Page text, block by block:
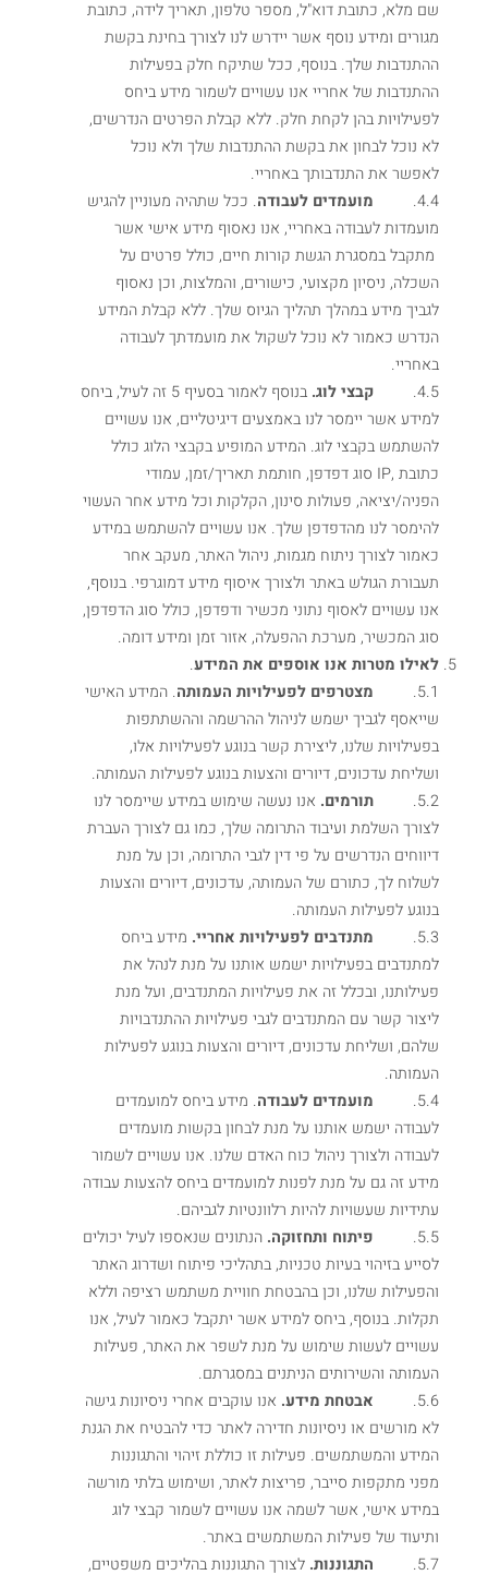
שם מלא, כתובת דוא"ל, מספר טלפון, תאריך לידה, כתובת
מגורים ומידע נוסף אשר יידרש לנו לצורך בחינת בקשת
ההתנדבות שלך. בנוסף, ככל שתיקח חלק בפעילות
ההתנדבות של אחריי אנו עשויים לשמור מידע ביחס
לפעילויות בהן לקחת חלק. ללא קבלת הפרטים הנדרשים,
לא נוכל לבחון את בקשת ההתנדבות שלך ולא נוכל
לאפשר את התנדבותך באחריי.
4.4.
מועמדים לעבודה. ככל שתהיה מעוניין להגיש
מועמדות לעבודה באחריי, אנו נאסוף מידע אישי אשר
מתקבל במסגרת הגשת קורות חיים, כולל פרטים על
השכלה, ניסיון מקצועי, כישורים, והמלצות, וכן נאסוף
לגביך מידע במהלך תהליך הגיוס שלך. ללא קבלת המידע
הנדרש כאמור לא נוכל לשקול את מועמדתך לעבודה
באחריי.
4.5.
קבצי לוג.
בנוסף לאמור בסעיף ‏5 זה לעיל, ביחס
למידע אשר יימסר לנו באמצעים דיגיטליים, אנו עשויים
להשתמש בקבצי לוג. המידע המופיע בקבצי הלוג כולל
כתובת ,IP סוג דפדפן, חותמת תאריך/זמן, עמודי
הפניה/יציאה, פעולות סינון, הקלקות וכל מידע אחר העשוי
להימסר לנו מהדפדפן שלך. אנו עשויים להשתמש במידע
כאמור לצורך ניתוח מגמות, ניהול האתר, מעקב אחר
תעבורת הגולש באתר ולצורך איסוף מידע דמוגרפי. בנוסף,
אנו עשויים לאסוף נתוני מכשיר ודפדפן, כולל סוג הדפדפן,
סוג המכשיר, מערכת ההפעלה, אזור זמן ומידע דומה.
לאילו מטרות אנו אוספים את המידע.
5.1.
מצטרפים לפעילויות העמותה. המידע האישי
שייאסף לגביך ישמש לניהול ההרשמה וההשתתפות
בפעילויות שלנו, ליצירת קשר בנוגע לפעילויות אלו,
ושליחת עדכונים, דיורים והצעות בנוגע לפעילות העמותה.
5.2.
תורמים. אנו נעשה שימוש במידע שיימסר לנו
לצורך השלמת ועיבוד התרומה שלך, כמו גם לצורך העברת
דיווחים הנדרשים על פי דין לגבי התרומה, וכן על מנת
לשלוח לך, כתורם של העמותה, עדכונים, דיורים והצעות
בנוגע לפעילות העמותה.
5.3.
מתנדבים לפעילויות אחריי. מידע ביחס
למתנדבים בפעילויות ישמש אותנו על מנת לנהל את
פעילותנו, ובכלל זה את פעילויות המתנדבים, ועל מנת
ליצור קשר עם המתנדבים לגבי פעילויות ההתנדבויות
שלהם, ושליחת עדכונים, דיורים והצעות בנוגע לפעילות
העמותה.
5.4.
מועמדים לעבודה. מידע ביחס למועמדים
לעבודה ישמש אותנו על מנת לבחון בקשות מועמדים
לעבודה ולצורך ניהול כוח האדם שלנו. אנו עשויים לשמור
מידע זה גם על מנת לפנות למועמדים ביחס להצעות עבודה
עתידיות שעשויות להיות רלוונטיות לגביהם.
5.5.
פיתוח ותחזוקה. הנתונים שנאספו לעיל יכולים
לסייע בזיהוי בעיות טכניות, בתהליכי פיתוח ושדרוג האתר
והפעילות שלנו, וכן בהבטחת חוויית משתמש רציפה וללא
תקלות. בנוסף, ביחס למידע אשר יתקבל כאמור לעיל, אנו
עשויים לעשות שימוש על מנת לשפר את האתר, פעילות
העמותה והשירותים הניתנים במסגרתם.
5.6.
אבטחת מידע. אנו עוקבים אחרי ניסיונות גישה
לא מורשים או ניסיונות חדירה לאתר כדי להבטיח את הגנת
המידע והמשתמשים. פעילות זו כוללת זיהוי והתגוננות
מפני מתקפות סייבר, פריצות לאתר, ושימוש בלתי מורשה
במידע אישי, אשר לשמה אנו עשויים לשמור קבצי לוג
ותיעוד של פעילות המשתמשים באתר.
5.7.
התגוננות. לצורך התגוננות בהליכים משפטיים,